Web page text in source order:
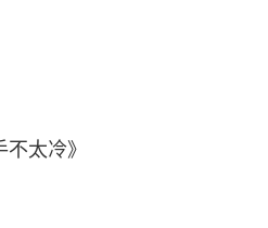
太冷》